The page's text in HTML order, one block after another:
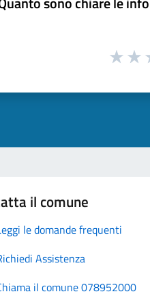
il comune
le domande frequenti
Assistenza
il comune 078952000